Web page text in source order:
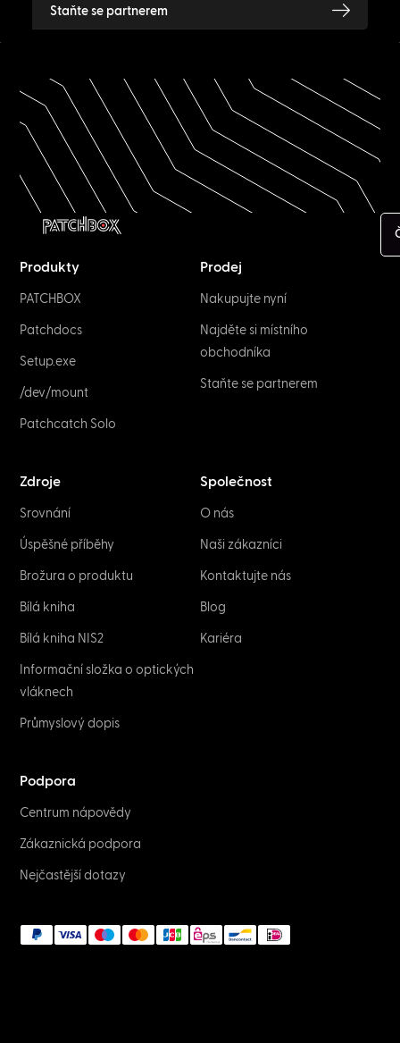
Staňte se partnerem
Produkty
PATCHBOX
Patchdocs
Setup.exe
/dev/mount
Patchcatch Solo
Prodej
Nakupujte nyní
Najděte si místního
obchodníka
Staňte se partnerem
Zdroje
Srovnání
Úspěšné příběhy
Brožura o produktu
Bílá kniha
Bílá kniha NIS2
Informační složka o optických
vláknech
Průmyslový dopis
Společnost
O nás
Naši zákazníci
Kontaktujte nás
Blog
Kariéra
Podpora
Centrum nápovědy
Zákaznická podpora
Nejčastější dotazy